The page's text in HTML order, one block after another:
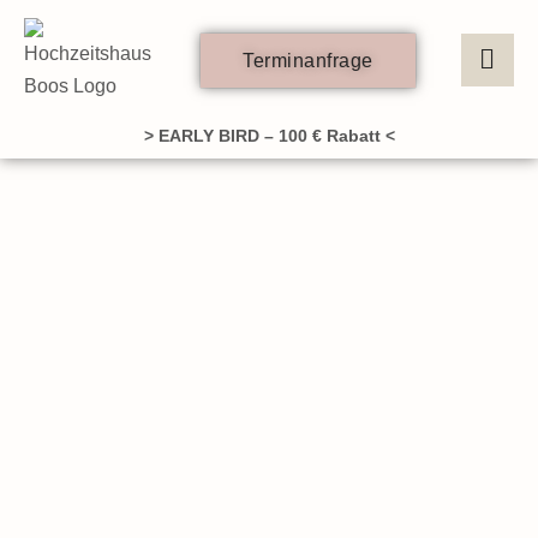
Zum
Inhalt
springen
Terminanfrage
> EARLY BIRD – 100 € Rabatt <